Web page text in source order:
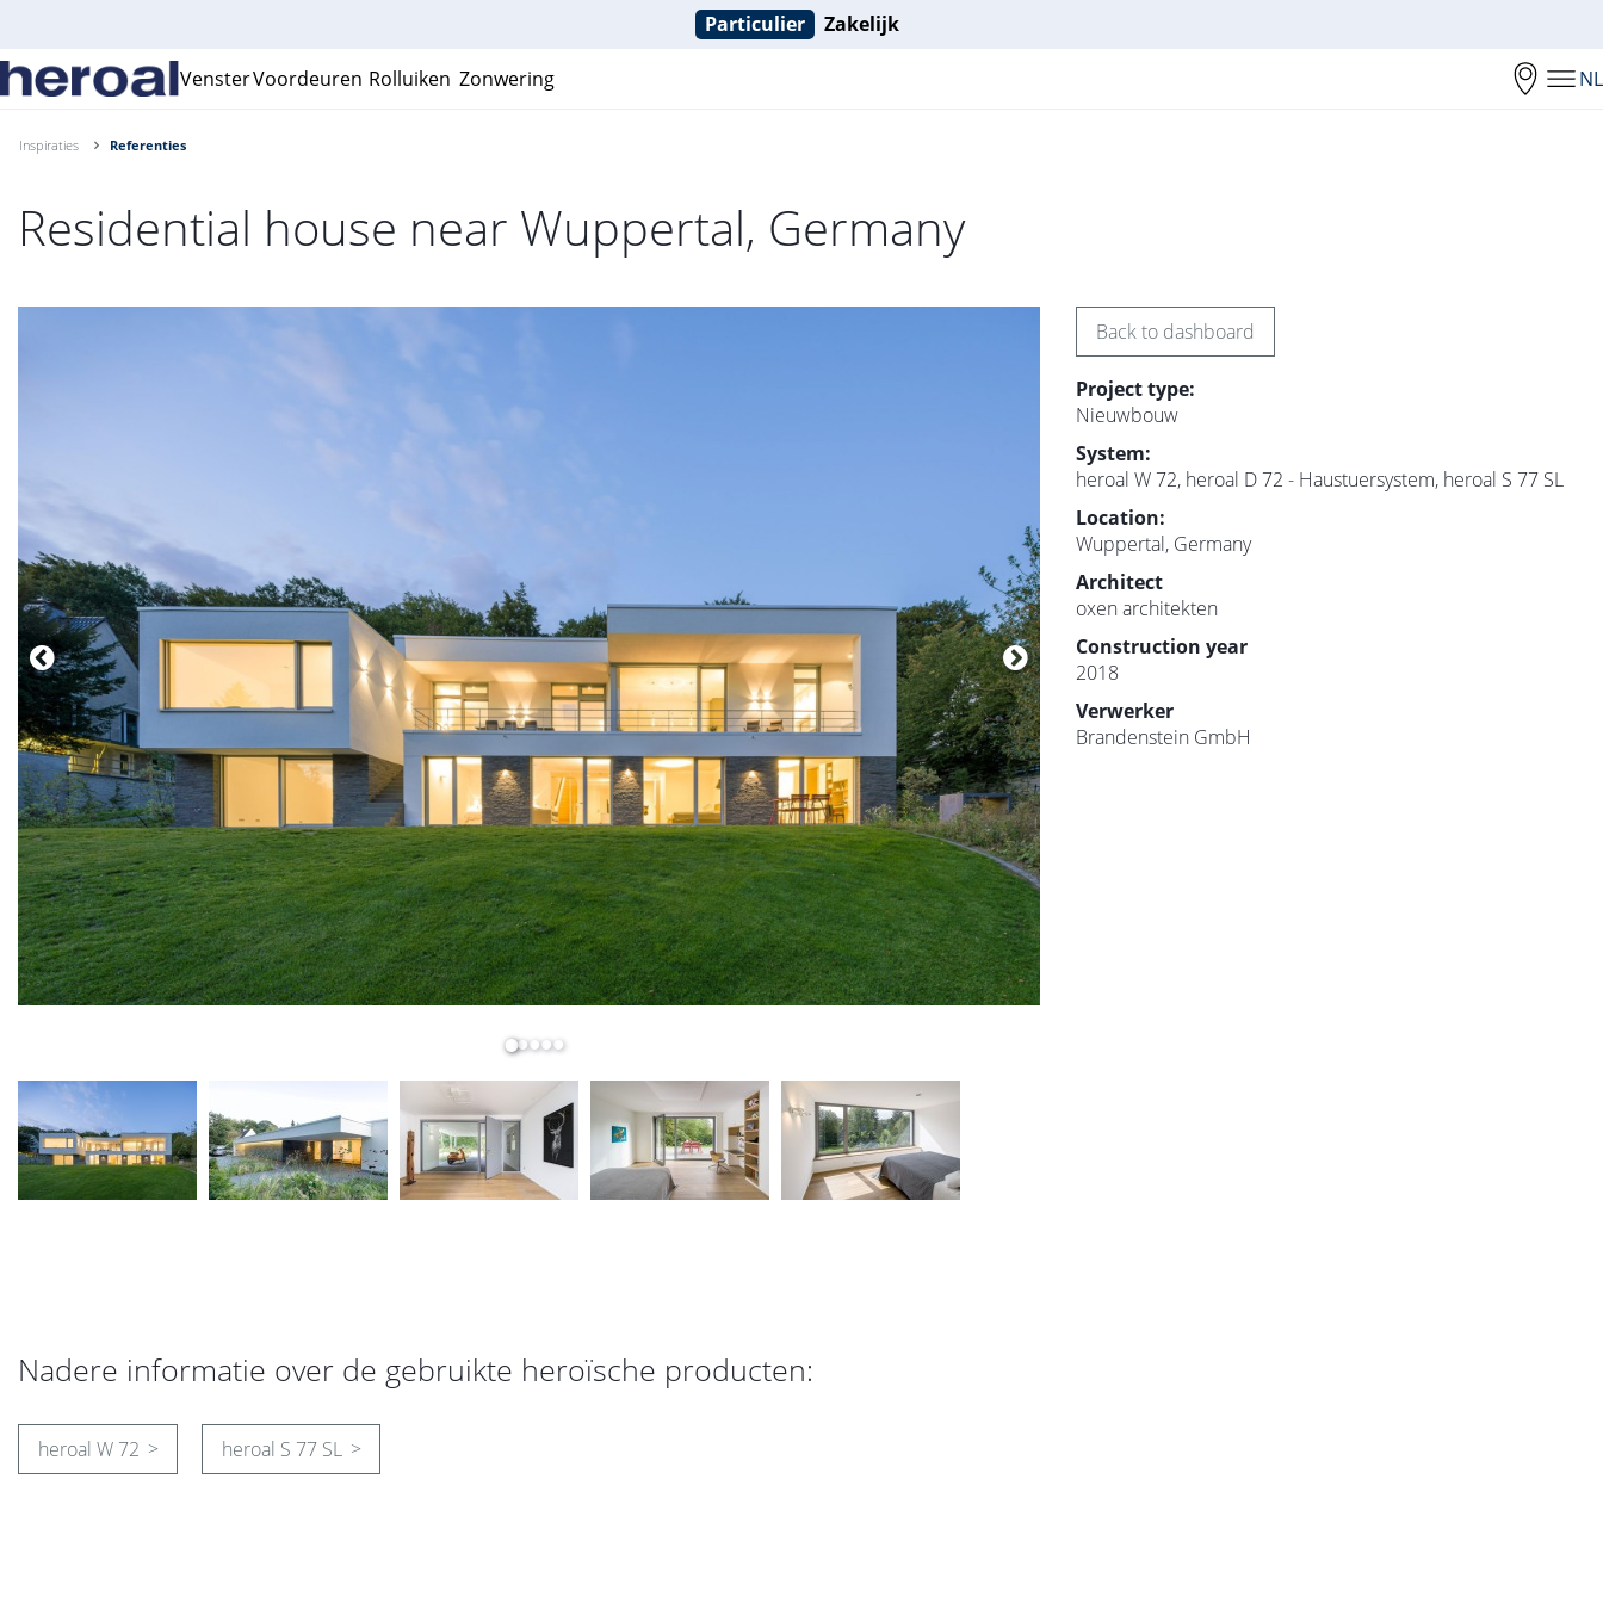
Particulier Zakelijk
VensterVoordeuren Rolluiken Zonwering NL
Inspiraties Referenties
Residential house near Wuppertal, Germany
Back to dashboard
Project type:
Nieuwbouw
System:
heroal W 72, heroal D 72 - Haustuersystem, heroal S 77 SL
Location:
Wuppertal, Germany
Architect
oxen architekten
Construction year
2018
Verwerker
Brandenstein GmbH
Nadere informatie over de gebruikte heroïsche producten:
heroal W 72 heroal S 77 SL